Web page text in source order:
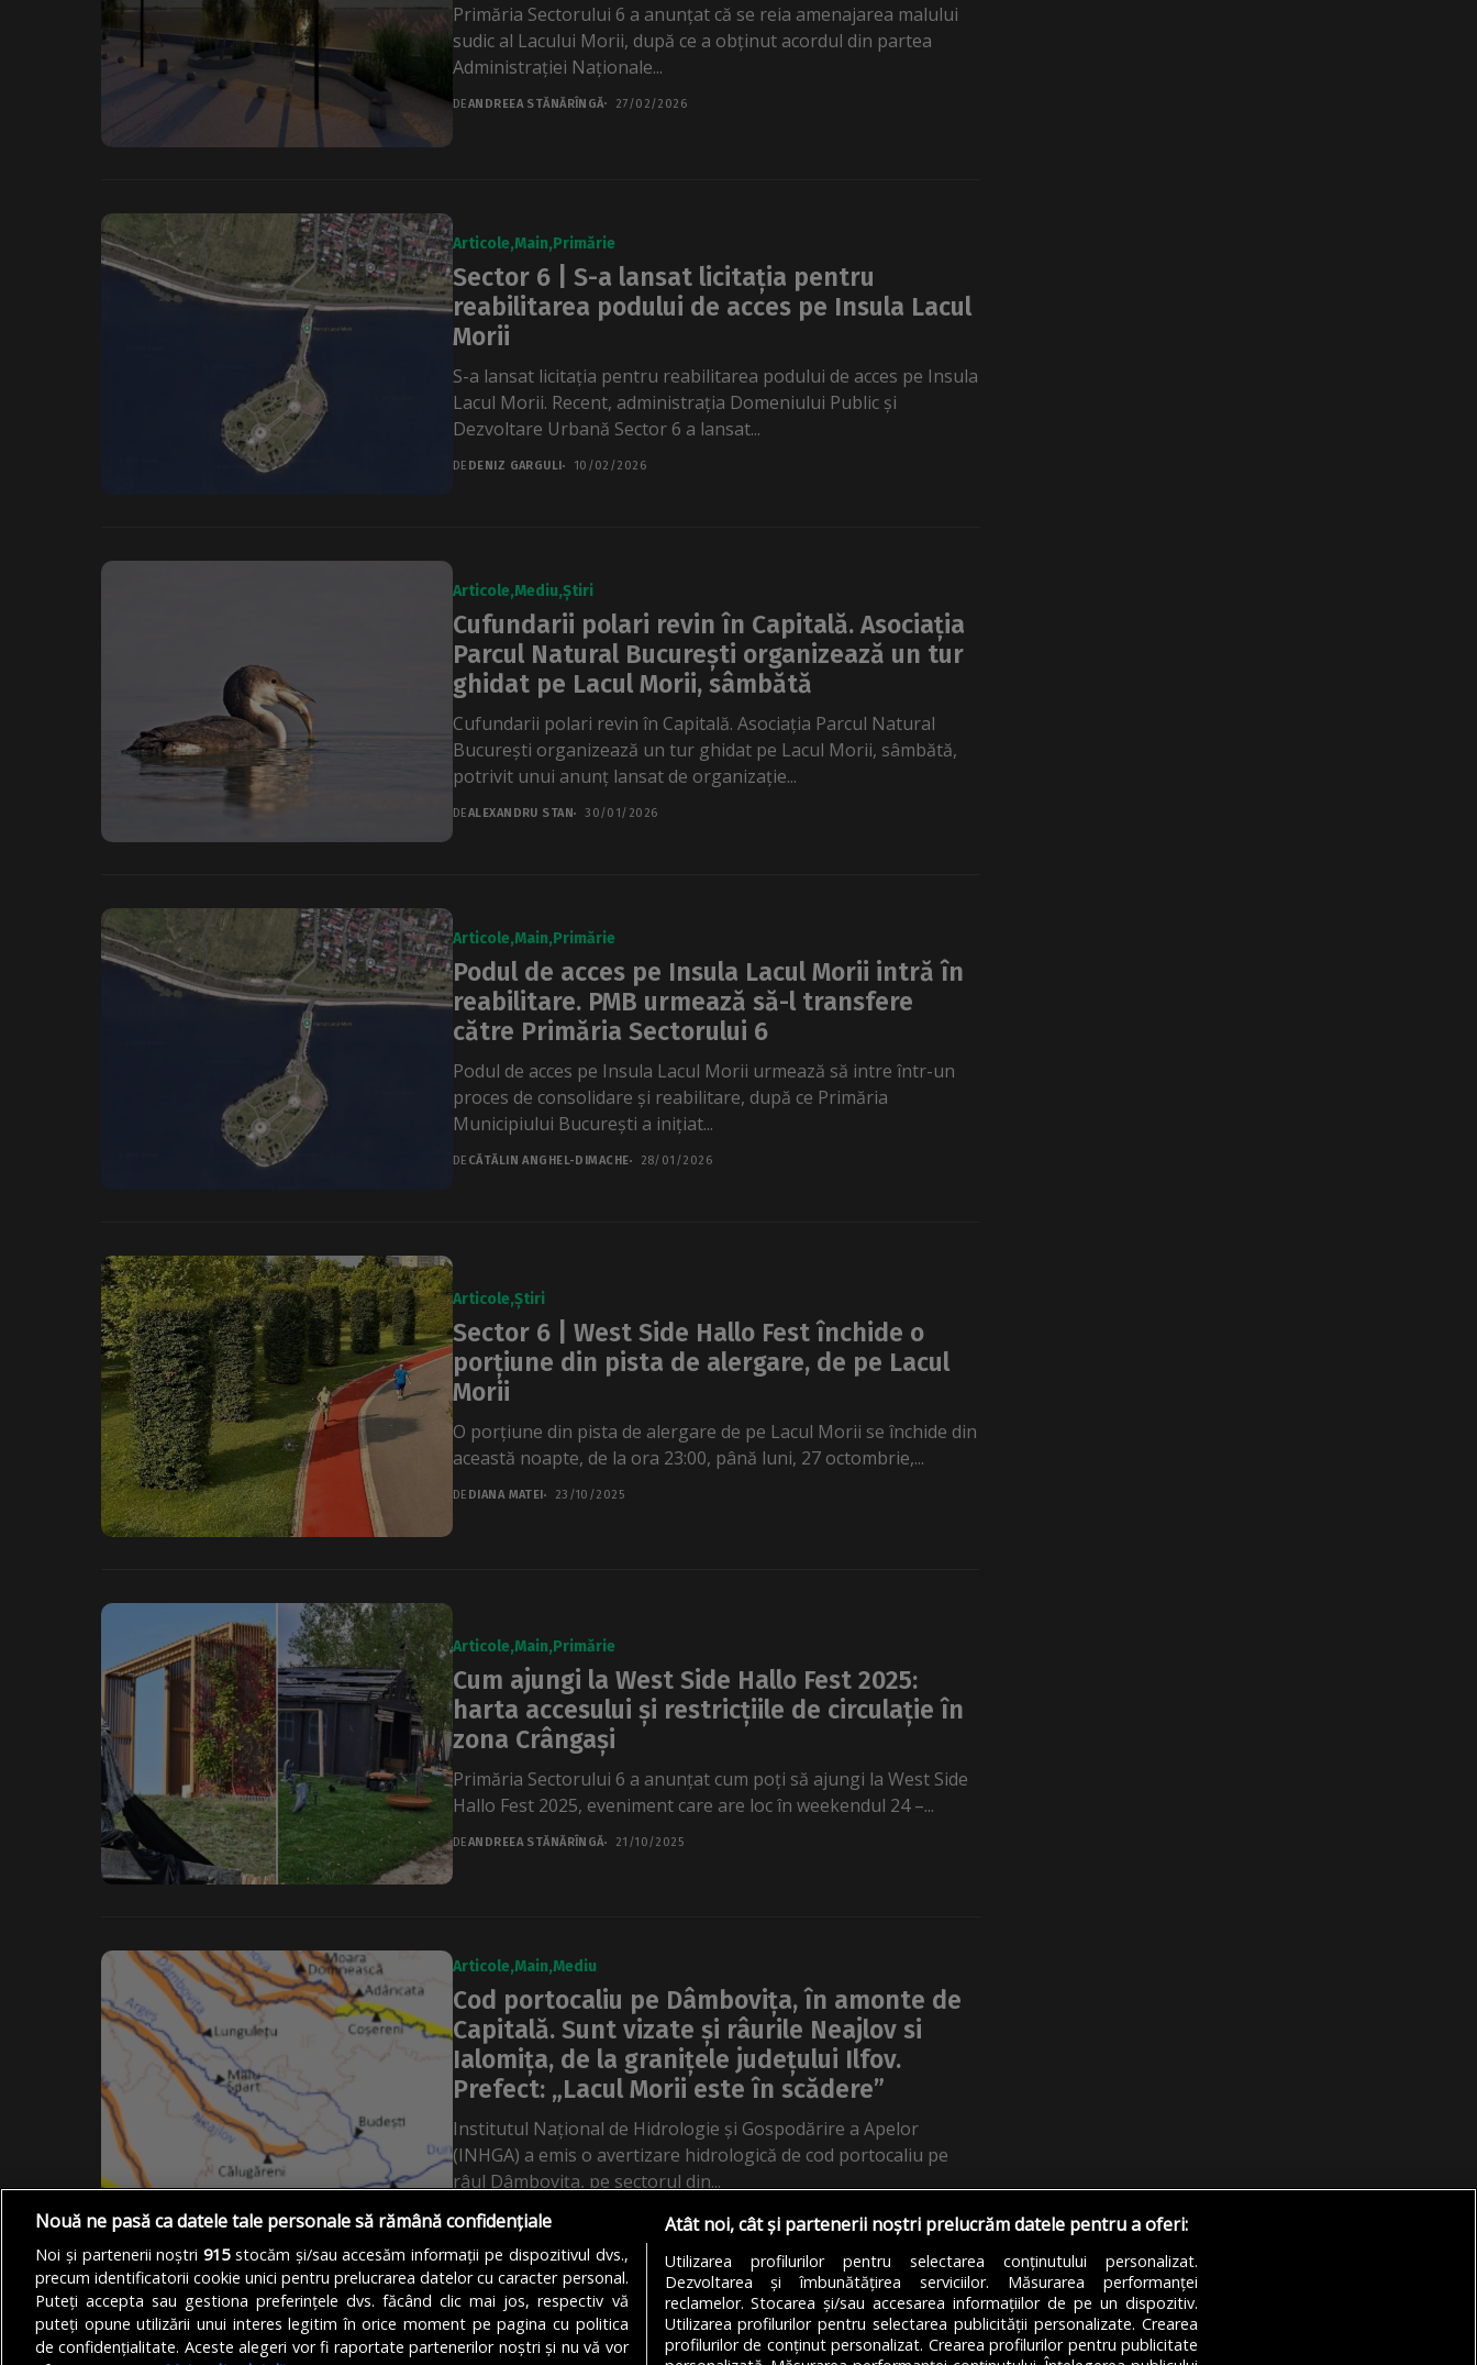
Primăria Sectorului 6 a anunțat că se reia amenajarea malului
sudic al Lacului Morii, după ce a obținut acordul din partea
Administrației Naționale...
DEANDREEA STĂNĂRÎNGĂ 27/02/2026
Articole Main Primărie
Sector 6 | S-a lansat licitația pentru
reabilitarea podului de acces pe Insula Lacul
Morii
S-a lansat licitația pentru reabilitarea podului de acces pe Insula
Lacul Morii. Recent, administrația Domeniului Public și
Dezvoltare Urbană Sector 6 a lansat...
DE DENIZ GARGULI 10/02/2026
Articole Mediu Știri
Cufundarii polari revin în Capitală. Asociația
Parcul Natural București organizează un tur
ghidat pe Lacul Morii, sâmbătă
Cufundarii polari revin în Capitală. Asociația Parcul Natural
București organizează un tur ghidat pe Lacul Morii, sâmbătă,
potrivit unui anunț lansat de organizație...
DEALEXANDRU STAN 30/01/2026
Articole Main Primărie
Podul de acces pe Insula Lacul Morii intră în
reabilitare. PMB urmează să-l transfere
către Primăria Sectorului 6
Podul de acces pe Insula Lacul Morii urmează să intre într-un
proces de consolidare și reabilitare, după ce Primăria
Municipiului București a inițiat...
DE CĂTĂLIN ANGHEL-DIMACHE 28/01/2026
Articole Știri
Sector 6 | West Side Hallo Fest închide o
porțiune din pista de alergare, de pe Lacul
Morii
O porțiune din pista de alergare de pe Lacul Morii se închide din
această noapte, de la ora 23:00, până luni, 27 octombrie,...
DE DIANA MATEI 23/10/2025
Articole Main Primărie
Cum ajungi la West Side Hallo Fest 2025:
harta accesului și restricțiile de circulație în
zona Crângași
Primăria Sectorului 6 a anunțat cum poți să ajungi la West Side
Hallo Fest 2025, eveniment care are loc în weekendul 24 –...
DEANDREEA STĂNĂRÎNGĂ 21/10/2025
Articole Main Mediu
Cod portocaliu pe Dâmbovița, în amonte de
Capitală. Sunt vizate și râurile Neajlov si
Ialomița, de la granițele județului Ilfov.
Prefect: „Lacul Morii este în scădere”
Institutul Național de Hidrologie și Gospodărire a Apelor
(INHGA) a emis o avertizare hidrologică de cod portocaliu pe
râul Dâmbovița, pe sectorul din...
DEREDACȚIA BULETIN DE BUCUREȘTI 08/10/2025
2 … 5
Nouă ne pasă ca datele tale personale să rămână confidențiale
Noi și partenerii noștri915stocăm și/sau accesăm informații pe dispozitivul dvs.,
precum identificatorii cookie unici pentru prelucrarea datelor cu caracter personal.
Puteți accepta sau gestiona preferințele dvs. făcând clic mai jos, respectiv vă
puteți opune utilizării unui interes legitim în orice moment pe pagina cu politica
de confidențialitate. Aceste alegeri vor fi raportate partenerilor noștri și nu vă vor
Atât noi, cât și partenerii noștri prelucrăm datele pentru a oferi:
Utilizarea profilurilor pentru selectarea conținutului personalizat.
Dezvoltarea și îmbunătățirea serviciilor. Măsurarea performanței
reclamelor. Stocarea și/sau accesarea informațiilor de pe un dispozitiv.
Utilizarea profilurilor pentru selectarea publicității personalizate. Crearea
profilurilor de conținut personalizat. Crearea profilurilor pentru publicitate